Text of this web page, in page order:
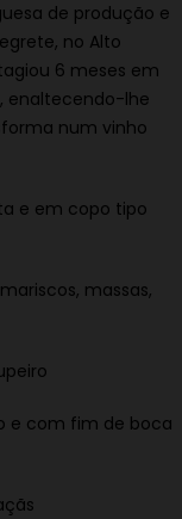
de produção e
no Alto
6 meses em
enaltecendo-lhe
num vinho
e em copo tipo
massas,
e com fim de boca